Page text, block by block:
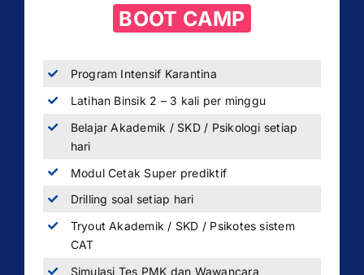
BOOT CAMP
Program Intensif Karantina
Latihan Binsik 2 – 3 kali per minggu
Belajar Akademik / SKD / Psikologi setiap
hari
Modul Cetak Super prediktif
Drilling soal setiap hari
Tryout Akademik / SKD / Psikotes sistem
CAT
Simulasi Tes PMK dan Wawancara